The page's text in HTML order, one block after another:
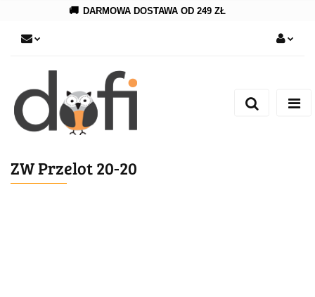
🚚 DARMOWA DOSTAWA OD 249 ZŁ
Zarejestruj się
ZW Przelot 20-20